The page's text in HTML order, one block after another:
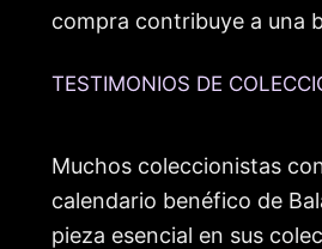
compra contribuye a una
TESTIMONIOS DE
Muchos coleccionistas
calendario benéfico de
pieza esencial en sus